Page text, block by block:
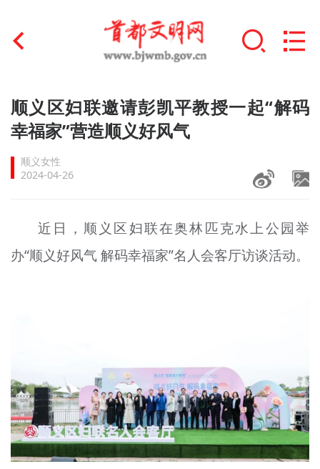
首页
文明创建
文明实践
未成年人思想道德建设
榜样人物
+
北京宣传文化引导基金
宣传思想文化人才
专题
顺义区妇联邀请彭凯平教授一起“解码
幸福家”营造顺义好风气
顺义女性
2024-04-26
近日，顺义区妇联在奥林匹克水上公园举
办“顺义好风气 解码幸福家”名人会客厅访谈活动。